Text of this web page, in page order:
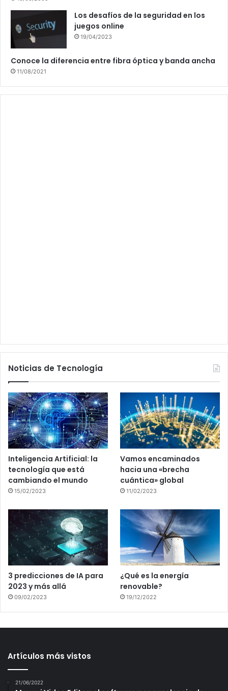
Los desafíos de la seguridad en los
juegos online
19/04/2023
Conoce la diferencia entre fibra óptica y banda ancha
11/08/2021
Noticias de Tecnología
Inteligencia Artificial: la
tecnología que está
cambiando el mundo
15/02/2023
Vamos encaminados
hacia una «brecha
cuántica» global
11/02/2023
3 predicciones de IA para
2023 y más allá
09/02/2023
¿Qué es la energía
renovable?
19/12/2022
Artículos más vistos
21/06/2022